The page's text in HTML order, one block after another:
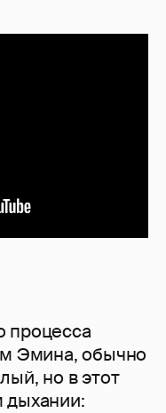
процесса
Эмина, обычно
но в этот
дыхании: